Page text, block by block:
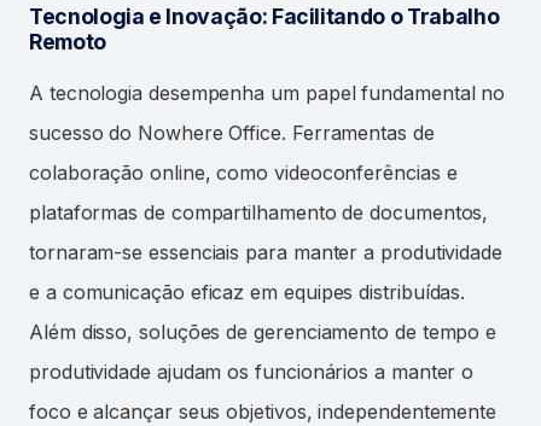
Tecnologia e Inovação: Facilitando o Trabalho
Remoto
A tecnologia desempenha um papel fundamental no
sucesso do Nowhere Office. Ferramentas de
colaboração online, como videoconferências e
plataformas de compartilhamento de documentos,
tornaram-se essenciais para manter a produtividade
e a comunicação eficaz em equipes distribuídas.
Além disso, soluções de gerenciamento de tempo e
produtividade ajudam os funcionários a manter o
foco e alcançar seus objetivos, independentemente